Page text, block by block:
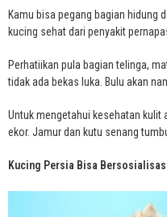
Kamu bisa pegang bagian hidung
kucing sehat dari penyakit
Perhatiikan pula bagian telinga,
tidak ada bekas luka. Bulu akan
Untuk mengetahui kesehatan kulit
ekor. Jamur dan kutu senang
Kucing Persia Bisa